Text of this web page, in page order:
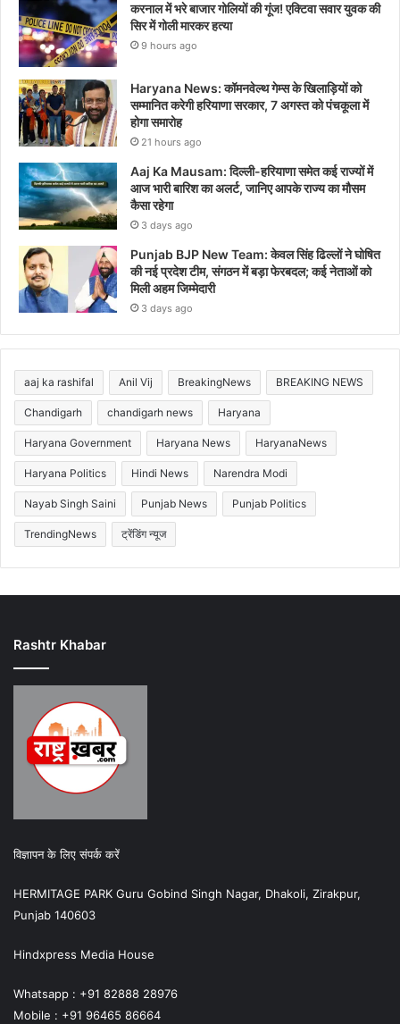
करनाल में भरे बाजार गोलियों की गूंज! एक्टिवा सवार युवक की
सिर में गोली मारकर हत्या
9 hours ago
Haryana News: कॉमनवेल्थ गेम्स के खिलाड़ियों को
सम्मानित करेगी हरियाणा सरकार, 7 अगस्त को पंचकूला में
होगा समारोह
21 hours ago
Aaj Ka Mausam: दिल्ली-हरियाणा समेत कई राज्यों में
आज भारी बारिश का अलर्ट, जानिए आपके राज्य का मौसम
कैसा रहेगा
3 days ago
Punjab BJP New Team: केवल सिंह ढिल्लों ने घोषित
की नई प्रदेश टीम, संगठन में बड़ा फेरबदल; कई नेताओं को
मिली अहम जिम्मेदारी
3 days ago
aaj ka rashifal Anil Vij BreakingNews BREAKING NEWS
Chandigarh chandigarh news Haryana
Haryana Government Haryana News HaryanaNews
Haryana Politics Hindi News Narendra Modi
Nayab Singh Saini Punjab News Punjab Politics
TrendingNews ट्रेंडिंग न्यूज
Rashtr Khabar
विज्ञापन के लिए संपर्क करें
HERMITAGE PARK Guru Gobind Singh Nagar, Dhakoli, Zirakpur,
Punjab 140603
Hindxpress Media House
Whatsapp : +91 82888 28976
Mobile : +91 96465 86664